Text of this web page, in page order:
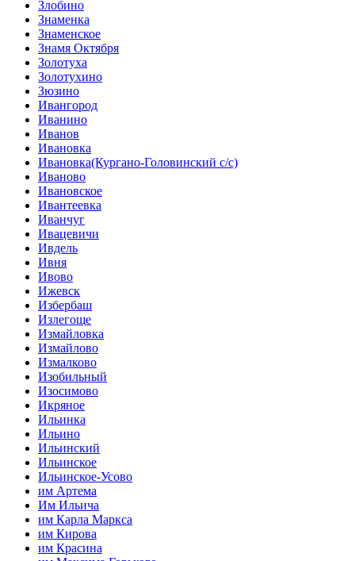
Злобино
Знаменка
Знаменское
Знамя Октября
Золотуха
Золотухино
Зюзино
Ивангород
Иванино
Иванов
Ивановка
Ивановка(Кургано-Головинский с/с)
Иваново
Ивановское
Ивантеевка
Иванчуг
Ивацевичи
Ивдель
Ивня
Ивово
Ижевск
Избербаш
Излегоще
Измайловка
Измайлово
Измалково
Изобильный
Изосимово
Икряное
Ильинка
Ильино
Ильинский
Ильинское
Ильинское-Усово
им Артема
Им Ильича
им Карла Маркса
им Кирова
им Красина